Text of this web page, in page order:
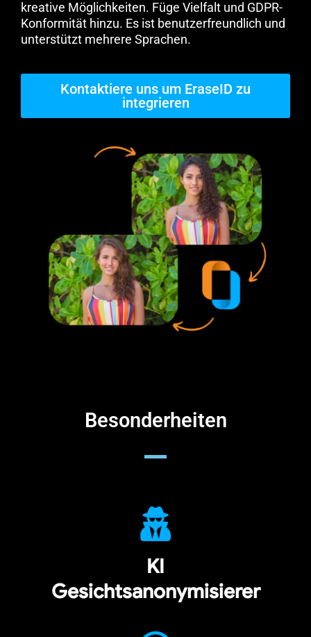
kreative Möglichkeiten. Füge Vielfalt und GDPR-
Konformität hinzu. Es ist benutzerfreundlich und
unterstützt mehrere Sprachen.
Kontaktiere uns um EraseID zu
integrieren
Besonderheiten
KI
Gesichtsanonymisierer